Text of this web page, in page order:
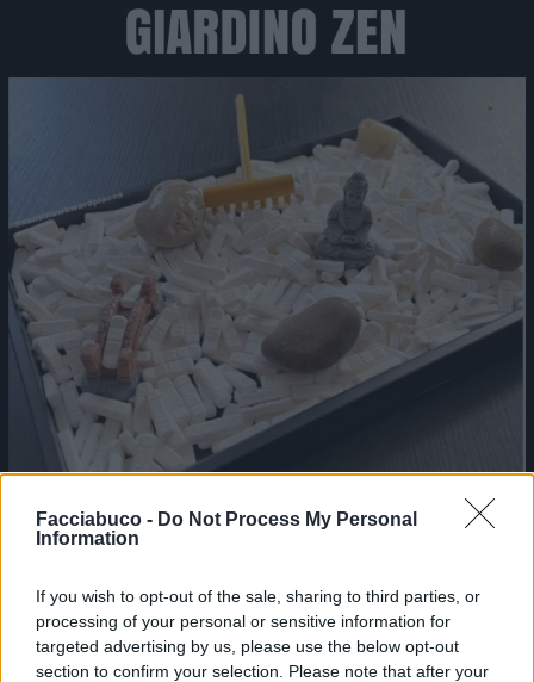
Facciabuco - Do Not Process My Personal
Information
If you wish to opt-out of the sale, sharing to third parties, or
processing of your personal or sensitive information for
targeted advertising by us, please use the below opt-out
section to confirm your selection. Please note that after your